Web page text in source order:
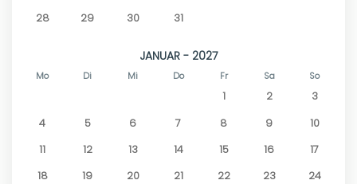
28
29 30 31
JANUAR - 2027
Mo Di Mi Do Fr Sa So
1 2
3
4
5 6 7 8 9
10
11
12 13 14 15 16
17
18
19 20 21 22 23
24